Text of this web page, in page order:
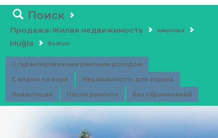
Поиск
Продажа-Жилая недвижимость квартира
Muğla Bodrum
С гарантированным рентным доходом
С видом на море Недвижимость для отдыха
Инвестиции После ремонта Без обременений